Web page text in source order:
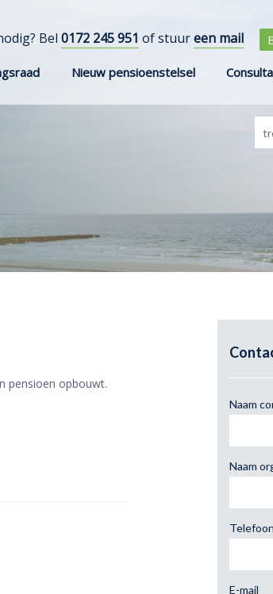
Bel 0172 245 951 of stuureen mail
Nieuw pensioenstelsel
pensioen opbouwt.
Naam
Naam
Telefoon
E-mail